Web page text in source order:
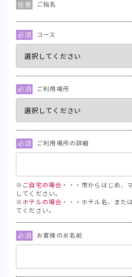
ご指名
コース
ご利用場所
ご利用場所の詳細
※ ご自宅の場合 ・・・市からはじめ、
してください。
※ ホテルの場合 ・・・ホテル名、また
てください。
お客様のお名前